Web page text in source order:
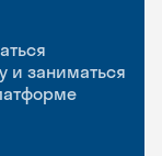
и заниматься
где
практики